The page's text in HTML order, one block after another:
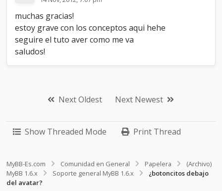
muchas gracias!
estoy grave con los conceptos aqui hehe
seguire el tuto aver como me va
saludos!
Next Oldest Next Newest
Show Threaded Mode Print Thread
MyBB-Es.com Comunidad en General Papelera
(Archivo)
MyBB 1.6.x
Soporte general MyBB 1.6.x
¿botoncitos debajo
del avatar?